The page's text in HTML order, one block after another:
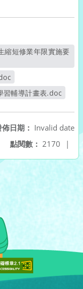
視窗
習輔導計畫表.doc
日期： Invalid date
點閱數： 2170 |